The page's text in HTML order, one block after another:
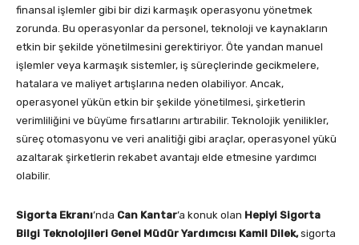
finansal işlemler gibi bir dizi karmaşık operasyonu yönetmek
zorunda. Bu operasyonlar da personel, teknoloji ve kaynakların
etkin bir şekilde yönetilmesini gerektiriyor. Öte yandan manuel
işlemler veya karmaşık sistemler, iş süreçlerinde gecikmelere,
hatalara ve maliyet artışlarına neden olabiliyor. Ancak,
operasyonel yükün etkin bir şekilde yönetilmesi, şirketlerin
verimliliğini ve büyüme fırsatlarını artırabilir. Teknolojik yenilikler,
süreç otomasyonu ve veri analitiği gibi araçlar, operasyonel yükü
azaltarak şirketlerin rekabet avantajı elde etmesine yardımcı
olabilir.
Sigorta Ekranı’nda Can Kantar’a konuk olan Hepiyi Sigorta
Bilgi Teknolojileri Genel Müdür Yardımcısı Kamil Dilek,sigorta